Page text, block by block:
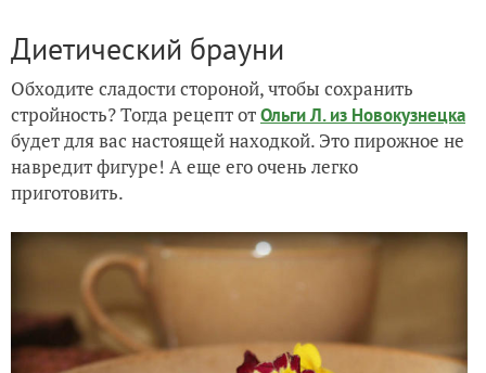
Диетический брауни
Обходите сладости стороной, чтобы сохранить
стройность? Тогда рецепт отОльги Л. из Новокузнецка
будет для вас настоящей находкой. Это пирожное не
навредит фигуре! А еще его очень легко
приготовить.